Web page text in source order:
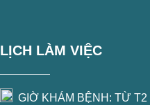
LỊCH LÀM VIỆC
GIỜ KHÁM BỆNH: TỪ T2